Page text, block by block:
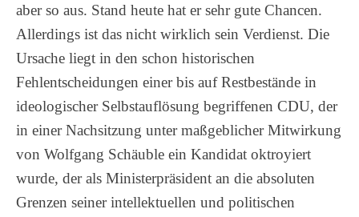
aber so aus. Stand heute hat er sehr gute Chancen.
Allerdings ist das nicht wirklich sein Verdienst. Die
Ursache liegt in den schon historischen
Fehlentscheidungen einer bis auf Restbestände in
ideologischer Selbstauflösung begriffenen CDU, der
in einer Nachsitzung unter maßgeblicher Mitwirkung
von Wolfgang Schäuble ein Kandidat oktroyiert
wurde, der als Ministerpräsident an die absoluten
Grenzen seiner intellektuellen und politischen